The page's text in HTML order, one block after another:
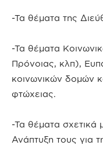
-Τα θέματα της
-Τα θέματα
Πρόνοιας, κλπ),
κοινωνικών δομών
φτώχειας.
-Τα θέματα σχετικά
Ανάπτυξη τους για